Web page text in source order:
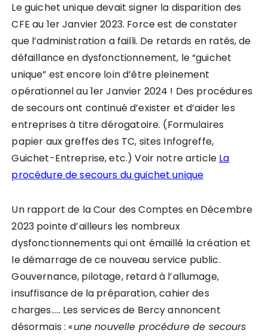
Le guichet unique devait signer la disparition des
CFE au 1er Janvier 2023. Force est de constater
que l’administration a failli. De retards en ratés, de
défaillance en dysfonctionnement, le “guichet
unique” est encore loin d’être pleinement
opérationnel au 1er Janvier 2024 ! Des procédures
de secours ont continué d’exister et d’aider les
entreprises à titre dérogatoire. (Formulaires
papier aux greffes des TC, sites Infogreffe,
Guichet-Entreprise, etc.) Voir notre article La
procédure de secours du guichet unique
Un rapport de la Cour des Comptes en Décembre
2023 pointe d’ailleurs les nombreux
dysfonctionnements qui ont émaillé la création et
le démarrage de ce nouveau service public.
Gouvernance, pilotage, retard à l’allumage,
insuffisance de la préparation, cahier des
charges….. Les services de Bercy annoncent
désormais : «une nouvelle procédure de secours